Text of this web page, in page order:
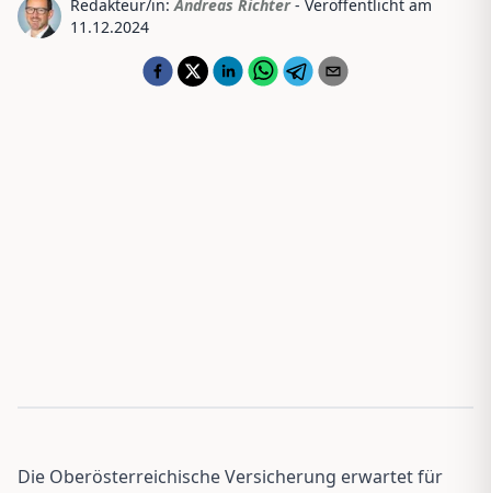
Redakteur/in: Andreas Richter - Veröffentlicht am
11.12.2024
Die Oberösterreichische Versicherung erwartet für